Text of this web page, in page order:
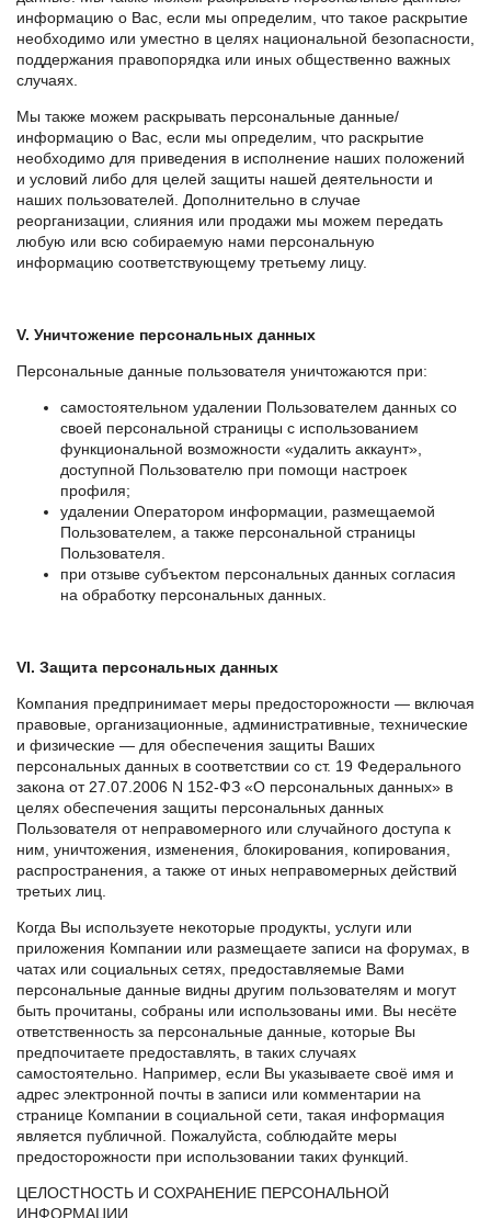
информацию о Вас, если мы определим, что такое раскрытие
необходимо или уместно в целях национальной безопасности,
поддержания правопорядка или иных общественно важных
случаях.
Мы также можем раскрывать персональные данные/
информацию о Вас, если мы определим, что раскрытие
необходимо для приведения в исполнение наших положений
и условий либо для целей защиты нашей деятельности и
наших пользователей. Дополнительно в случае
реорганизации, слияния или продажи мы можем передать
любую или всю собираемую нами персональную
информацию соответствующему третьему лицу.
V. Уничтожение персональных данных
Персональные данные пользователя уничтожаются при:
самостоятельном удалении Пользователем данных со
своей персональной страницы с использованием
функциональной возможности «удалить аккаунт»,
доступной Пользователю при помощи настроек
профиля;
удалении Оператором информации, размещаемой
Пользователем, а также персональной страницы
Пользователя.
при отзыве субъектом персональных данных согласия
на обработку персональных данных.
VI. Защита персональных данных
Компания предпринимает меры предосторожности — включая
правовые, организационные, административные, технические
и физические — для обеспечения защиты Ваших
персональных данных в соответствии со ст. 19 Федерального
закона от 27.07.2006 N 152-ФЗ «О персональных данных» в
целях обеспечения защиты персональных данных
Пользователя от неправомерного или случайного доступа к
ним, уничтожения, изменения, блокирования, копирования,
распространения, а также от иных неправомерных действий
третьих лиц.
Когда Вы используете некоторые продукты, услуги или
приложения Компании или размещаете записи на форумах, в
чатах или социальных сетях, предоставляемые Вами
персональные данные видны другим пользователям и могут
быть прочитаны, собраны или использованы ими. Вы несёте
ответственность за персональные данные, которые Вы
предпочитаете предоставлять, в таких случаях
самостоятельно. Например, если Вы указываете своё имя и
адрес электронной почты в записи или комментарии на
странице Компании в социальной сети, такая информация
является публичной. Пожалуйста, соблюдайте меры
предосторожности при использовании таких функций.
ЦЕЛОСТНОСТЬ И СОХРАНЕНИЕ ПЕРСОНАЛЬНОЙ
ИНФОРМАЦИИ